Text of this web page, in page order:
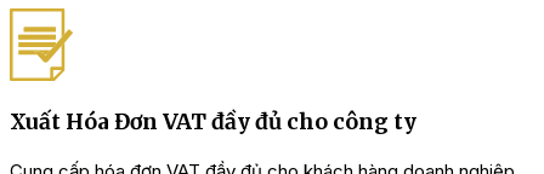
Xuất Hóa Đơn VAT đầy đủ cho công ty